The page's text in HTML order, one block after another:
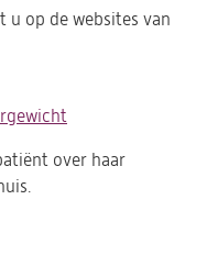
op de websites van
een
over haar